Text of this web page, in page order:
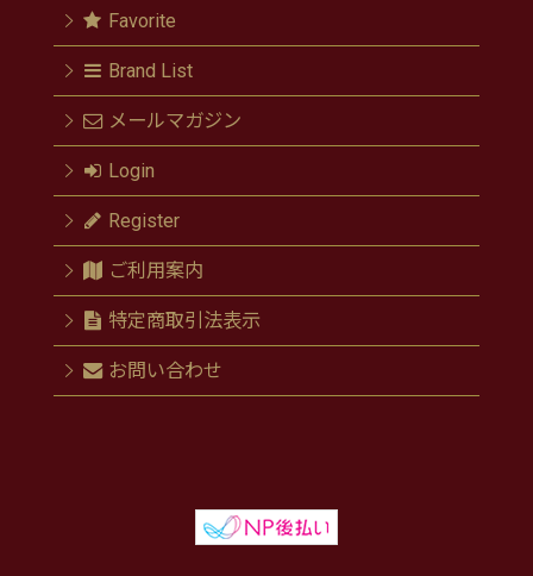
Favorite
Brand List
メールマガジン
Login
Register
ご利用案内
特定商取引法表示
お問い合わせ